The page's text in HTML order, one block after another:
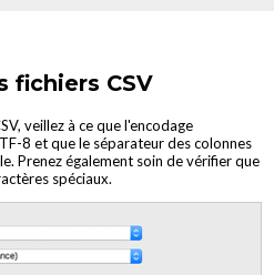
fichiers CSV
veillez à ce que l'encodage
8 et que le séparateur des colonnes
Prenez également soin de vérifier que
spéciaux.